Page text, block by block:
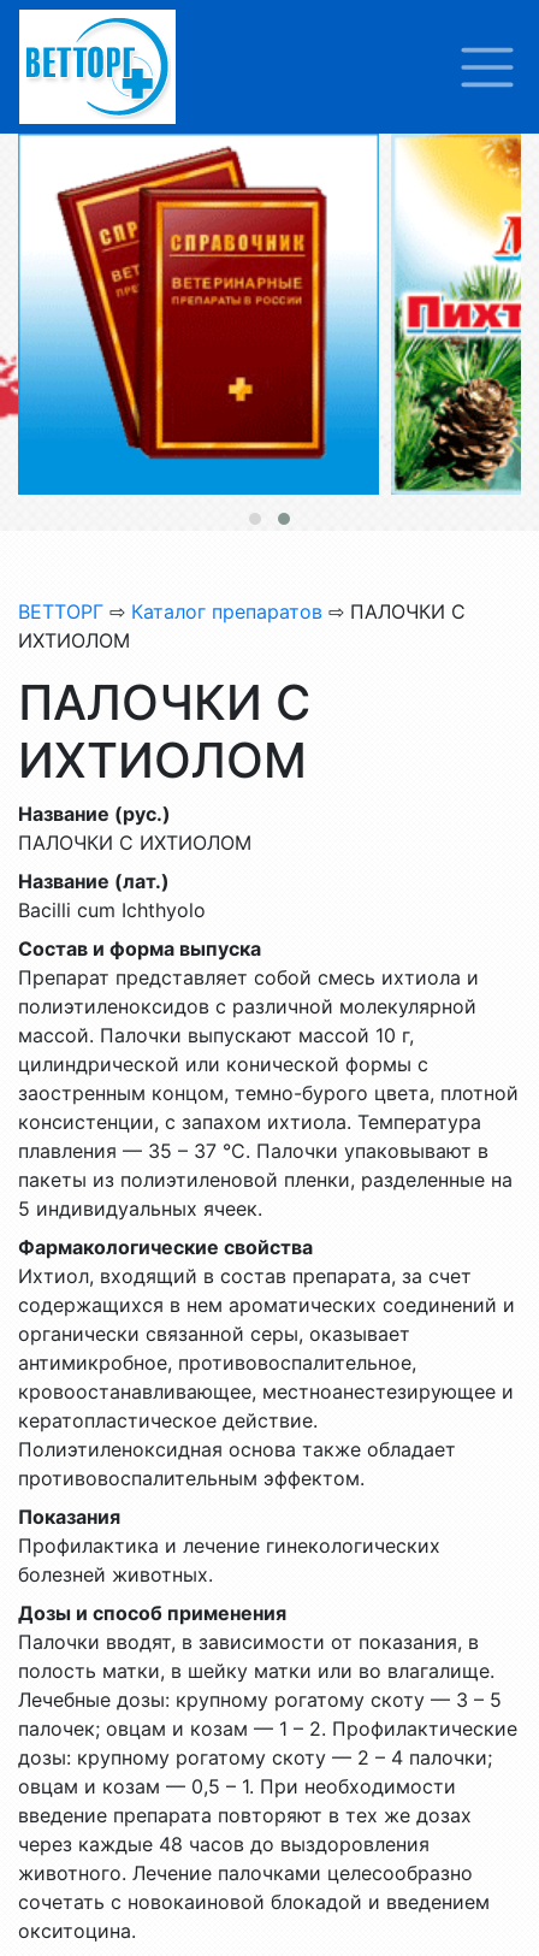
ВЕТТОРГ ⇨ Каталог препаратов ⇨ ПАЛОЧКИ С
ИХТИОЛОМ
ПАЛОЧКИ С
ИХТИОЛОМ
Название (рус.)
ПАЛОЧКИ С ИХТИОЛОМ
Название (лат.)
Bacilli cum Ichthyolo
Состав и форма выпуска
Препарат представляет собой смесь ихтиола и
полиэтиленоксидов с различной молекулярной
массой. Палочки выпускают массой 10 г,
цилиндрической или конической формы с
заостренным концом, темно-бурого цвета, плотной
консистенции, с запахом ихтиола. Температура
плавления — 35 – 37 °С. Палочки упаковывают в
пакеты из полиэтиленовой пленки, разделенные на
5 индивидуальных ячеек.
Фармакологические свойства
Ихтиол, входящий в состав препарата, за счет
содержащихся в нем ароматических соединений и
органически связанной серы, оказывает
антимикробное, противовоспалительное,
кровоостанавливающее, местноанестезирующее и
кератопластическое действие.
Полиэтиленоксидная основа также обладает
противовоспалительным эффектом.
Показания
Профилактика и лечение гинекологических
болезней животных.
Дозы и способ применения
Палочки вводят, в зависимости от показания, в
полость матки, в шейку матки или во влагалище.
Лечебные дозы: крупному рогатому скоту — 3 – 5
палочек; овцам и козам — 1 – 2. Профилактические
дозы: крупному рогатому скоту — 2 – 4 палочки;
овцам и козам — 0,5 – 1. При необходимости
введение препарата повторяют в тех же дозах
через каждые 48 часов до выздоровления
животного. Лечение палочками целесообразно
сочетать с новокаиновой блокадой и введением
окситоцина.